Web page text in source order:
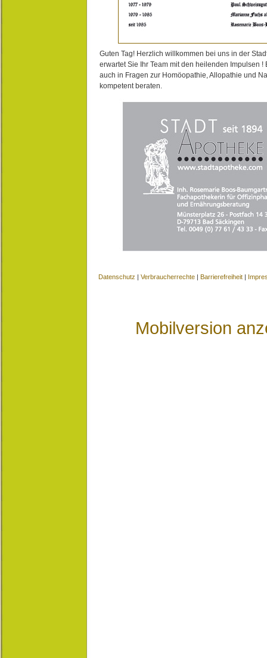
Guten Tag! Herzlich willkommen bei uns in der
erwartet Sie Ihr Team mit den heilenden Impulsen !
auch in Fragen zur Homöopathie, Allopathie und
kompetent beraten.
Datenschutz | Verbraucherrechte | Barrierefreiheit |
Mobilversion